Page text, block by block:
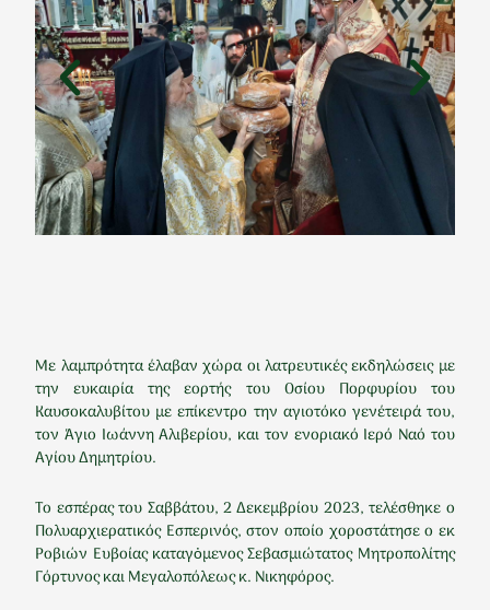
Με λαμπρότητα έλαβαν χώρα οι λατρευτικές εκδηλώσεις με
την ευκαιρία της εορτής του Οσίου Πορφυρίου του
Καυσοκαλυβίτου με επίκεντρο την αγιοτόκο γενέτειρά του,
τον Άγιο Ιωάννη Αλιβερίου, και τον ενοριακό Ιερό Ναό του
Αγίου Δημητρίου.
Το εσπέρας του Σαββάτου, 2 Δεκεμβρίου 2023, τελέσθηκε ο
Πολυαρχιερατικός Εσπερινός, στον οποίο χοροστάτησε ο εκ
Ροβιών Ευβοίας καταγὀμενος Σεβασμιώτατος Μητροπολίτης
Γόρτυνος και Μεγαλοπόλεως κ. Νικηφόρος.